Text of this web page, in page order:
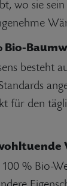
wo sie
Bio-
besteht
für den
% Bio-